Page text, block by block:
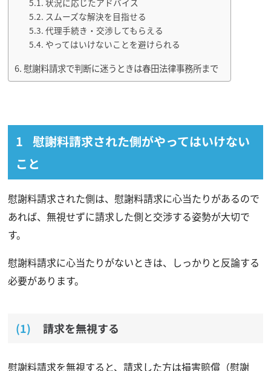
スムーズな解決を目指せる
代理手続き・交渉してもらえる
やってはいけないことを避けられる
慰謝料請求で判断に迷うときは春田法律事務所まで
慰謝料請求された側がやってはいけない
こと
慰謝料請求された側は、慰謝料請求に心当たりがあるので
あれば、無視せずに請求した側と交渉する姿勢が大切で
す。
慰謝料請求に心当たりがないときは、しっかりと反論する
必要があります。
請求を無視する
慰謝料請求を無視すると、請求した方は損害賠償（慰謝